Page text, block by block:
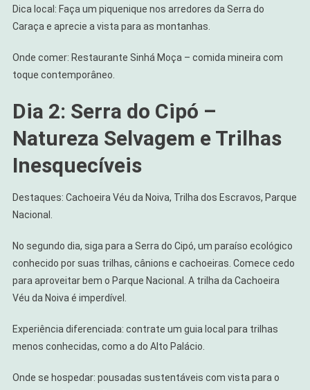
Dica local: Faça um piquenique nos arredores da Serra do
Caraça e aprecie a vista para as montanhas.
Onde comer: Restaurante Sinhá Moça – comida mineira com
toque contemporâneo.
Dia 2: Serra do Cipó –
Natureza Selvagem e Trilhas
Inesquecíveis
Destaques: Cachoeira Véu da Noiva, Trilha dos Escravos, Parque
Nacional.
No segundo dia, siga para a Serra do Cipó, um paraíso ecológico
conhecido por suas trilhas, cânions e cachoeiras. Comece cedo
para aproveitar bem o Parque Nacional. A trilha da Cachoeira
Véu da Noiva é imperdível.
Experiência diferenciada: contrate um guia local para trilhas
menos conhecidas, como a do Alto Palácio.
Onde se hospedar: pousadas sustentáveis com vista para o